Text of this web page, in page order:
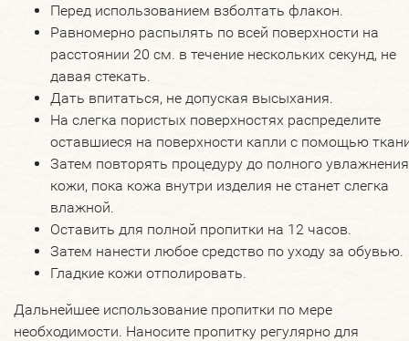
Перед использованием взболтать флакон.
Равномерно распылять по всей поверхности на
расстоянии 20 см. в течение нескольких секунд, не
давая стекать.
Дать впитаться, не допуская высыхания.
На слегка пористых поверхностях распределите
оставшиеся на поверхности капли с помощью
Затем повторять процедуру до полного увлажнения
кожи, пока кожа внутри изделия не станет слегка
влажной.
Оставить для полной пропитки на 12 часов.
Затем нанести любое средство по уходу за обувью.
Гладкие кожи отполировать.
Дальнейшее использование пропитки по мере
необходимости. Наносите пропитку регулярно для